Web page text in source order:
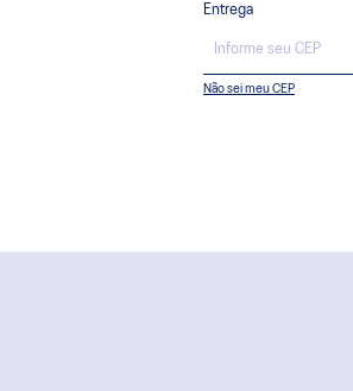
Entrega
Não sei meu CEP